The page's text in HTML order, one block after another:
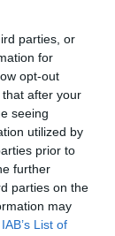
parties, or
for
opt-out
after your
seeing
utilized by
prior to
further
parties on the
may
IAB’s List of
νέα για